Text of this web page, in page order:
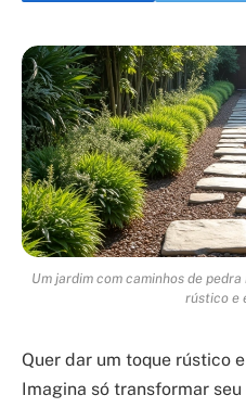
Um jardim com caminhos de
rústico e
Quer dar um toque rústico
Imagina só transformar